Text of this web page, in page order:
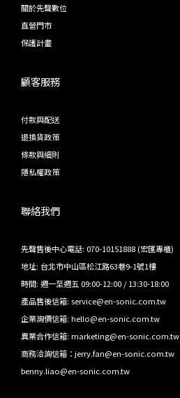
關於先聲數位
直營門市
保護計畫
顧客服務
付款與配送
退換貨政策
條款與細則
隱私權政策
聯絡我們
先聲售後中心電話: 070-10151888 (宏匯專櫃)
地址: 台北市中山區松江路63巷9-1號1樓
時間: 週一至週五 09:00-12:00 / 13:30-18:00
產品售後信箱: service@en-sonic.com.tw
企業詢價信箱: hello@en-sonic.com.tw
異業合作信箱: marketing@en-sonic.com.tw
商務洽詢信箱：jerry.fan@en-sonic.com.tw
benny.liao@en-sonic.com.tw